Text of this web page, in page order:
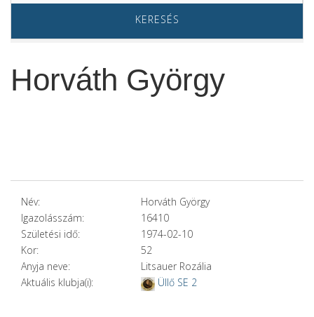
KERESÉS
Horváth György
Név:
Horváth György
Igazolásszám:
16410
Születési idő:
1974-02-10
Kor:
52
Anyja neve:
Litsauer Rozália
Aktuális klubja(i):
Üllő SE 2